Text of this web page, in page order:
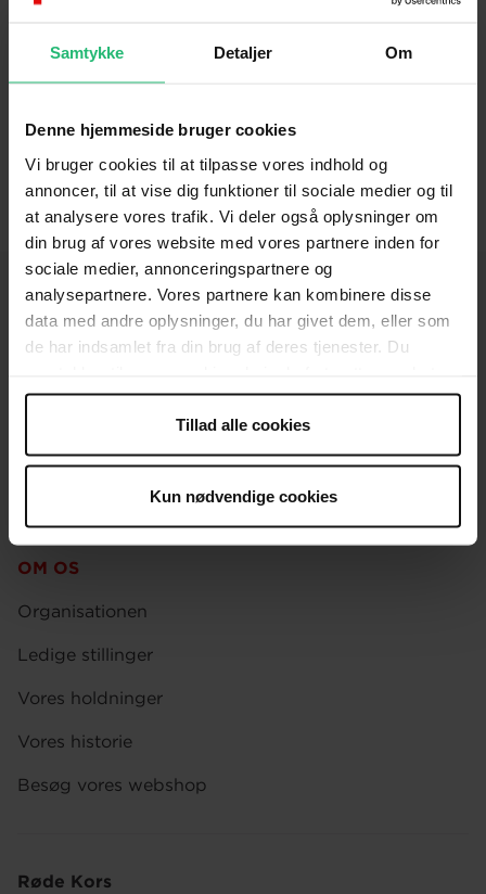
Samtykke Detaljer Om
Denne hjemmeside bruger cookies
Vi bruger cookies til at tilpasse vores indhold og
annoncer, til at vise dig funktioner til sociale medier og til
at analysere vores trafik. Vi deler også oplysninger om
din brug af vores website med vores partnere inden for
sociale medier, annonceringspartnere og
analysepartnere. Vores partnere kan kombinere disse
data med andre oplysninger, du har givet dem, eller som
de har indsamlet fra din brug af deres tjenester. Du
anvende vores hjemmeside.
Tillad alle cookies
Kun nødvendige cookies
Hvis du er frivillig og har adgang til
og værktøjerher
Røde Kors
KONTAKT
Brug for hjælp
Spørgsmål om donation og medlemskab
OM OS
Organisationen
Ledige stillinger
Vores holdninger
Vores historie
Besøg vores webshop